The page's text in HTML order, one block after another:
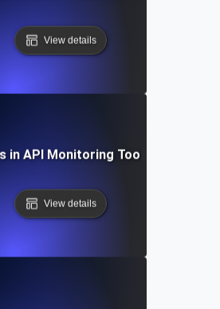
View details
in API Monitoring Tool
View details